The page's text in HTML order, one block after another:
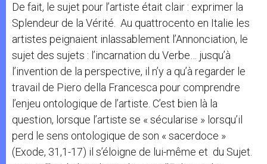
De fait, le sujet pour l’artiste était clair : exprimer la
Splendeur de la Vérité. Au quattrocento en Italie les
artistes peignaient inlassablement l’Annonciation, le
sujet des sujets : l’incarnation du Verbe… jusqu’à
l’invention de la perspective, il n’y a qu’à regarder le
travail de Piero della Francesca pour comprendre
l’enjeu ontologique de l’artiste. C’est bien là la
question, lorsque l’artiste se « sécularise » lorsqu’il
perd le sens ontologique de son « sacerdoce »
(Exode, 31,1-17) il s’éloigne de lui-même et du Sujet.